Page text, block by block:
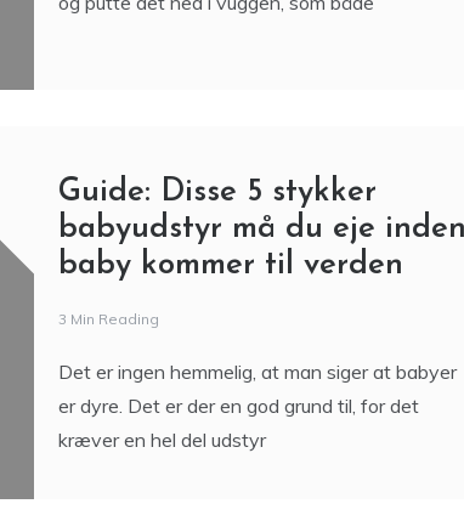
Slyngevugge er et
Den giver mulighed for at du kan svøbe dit barn
og putte det ned i vuggen, som både
Guide: Disse 5 stykker
babyudstyr må du eje inden